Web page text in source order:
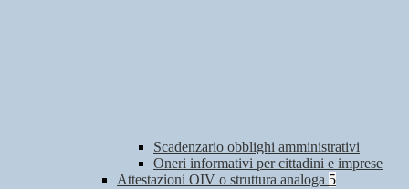
Scadenzario obblighi amministrativi
Oneri informativi per cittadini e imprese
Attestazioni OIV o struttura analoga 5